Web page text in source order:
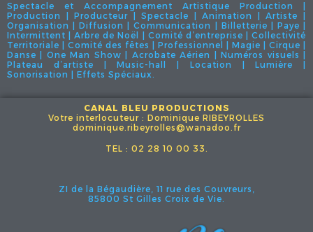
Spectacle et Accompagnement Artistique Production |
Production | Producteur | Spectacle | Animation | Artiste |
Organisation | Diffusion | Communication | Billetterie | Paye |
Intermittent | Arbre de Noël | Comité d’entreprise | Collectivité
Territoriale | Comité des fêtes | Professionnel | Magie | Cirque |
Danse | One Man Show | Acrobate Aérien | Numéros visuels |
Plateau d’artiste | Music-hall | Location | Lumière |
Sonorisation | Effets Spéciaux.
CANAL BLEU PRODUCTIONS
Votre interlocuteur : Dominique RIBEYROLLES
dominique.ribeyrolles@wanadoo.fr
TEL : 02 28 10 00 33.
ZI de la Bégaudière, 11 rue des Couvreurs,
85800 St Gilles Croix de Vie.